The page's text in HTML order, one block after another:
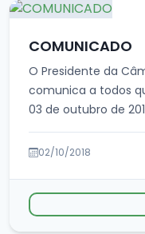
COMUNICADO
O Presidente da
comunica a todos
03 de outubro de
02/10/2018